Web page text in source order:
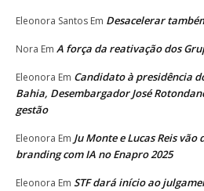
Eleonora Santos Em Desacelerar
Nora Em A força da reativação dos
Eleonora Em Candidato à presidência
Bahia, Desembargador José
gestão
Eleonora Em Ju Monte e Lucas Reis
branding com IA no Enapro 2025
Eleonora Em STF dará início ao